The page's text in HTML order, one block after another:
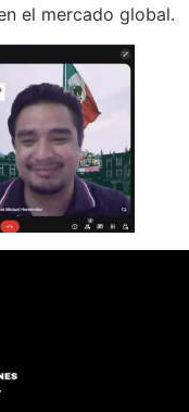
el mercado global.